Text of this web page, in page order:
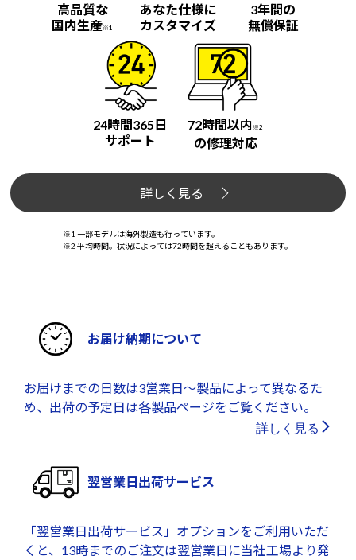
高品質な
国内生産※1
あなた仕様に
カスタマイズ
3年間の
無償保証
24時間365日
サポート
72時間以内 ※2
の修理対応
詳しく見る
※1 一部モデルは海外製造も行っています。
※2 平均時間。状況によっては72時間を超えることもあります。
お届け納期について
お届けまでの日数は3営業日～製品によって異なるた
め、出荷の予定日は各製品ページをご覧ください。
詳しく見る
翌営業日出荷サービス
「翌営業日出荷サービス」オプションをご利用いただ
くと、13時までのご注文は翌営業日に当社工場より発